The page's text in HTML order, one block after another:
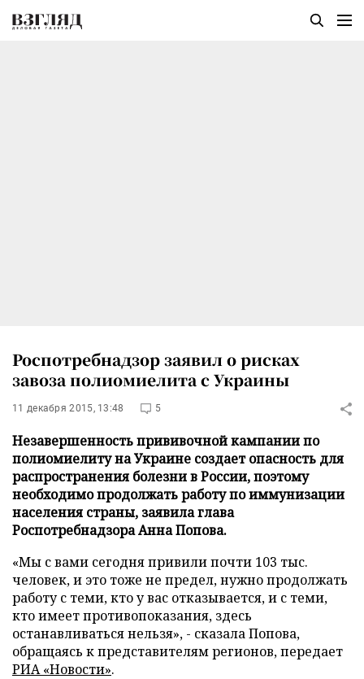
Роспотребнадзор заявил о рисках
завоза полиомиелита с Украины
11 декабря 2015, 13:48 5
Незавершенность прививочной кампании по
полиомиелиту на Украине создает опасность для
распространения болезни в России, поэтому
необходимо продолжать работу по иммунизации
населения страны, заявила глава
Роспотребнадзора Анна Попова.
«Мы с вами сегодня привили почти 103 тыс.
человек, и это тоже не предел, нужно продолжать
работу с теми, кто у вас отказывается, и с теми,
кто имеет противопоказания, здесь
останавливаться нельзя», - сказала Попова,
обращаясь к представителям регионов, передает
РИА «Новости».